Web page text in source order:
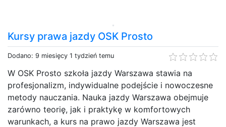
Kursy prawa jazdy OSK Prosto
Dodano: 9 miesięcy 1 tydzień temu
W OSK Prosto szkoła jazdy Warszawa stawia na
profesjonalizm, indywidualne podejście i nowoczesne
metody nauczania. Nauka jazdy Warszawa obejmuje
zarówno teorię, jak i praktykę w komfortowych
warunkach, a kurs na prawo jazdy Warszawa jest